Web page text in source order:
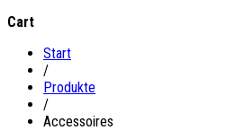
Cart
Start
/
Produkte
/
Accessoires